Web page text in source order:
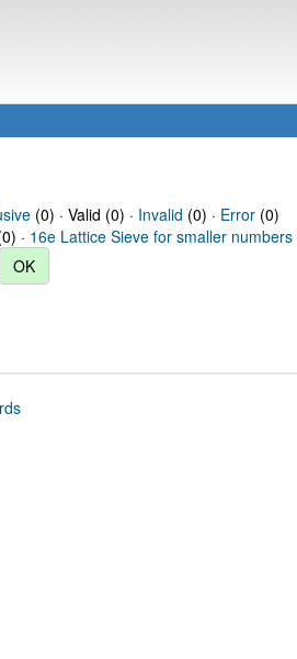
(0) · Valid (0) · Invalid (0) · Error(0)
· 16e Lattice Sieve for smaller numbers